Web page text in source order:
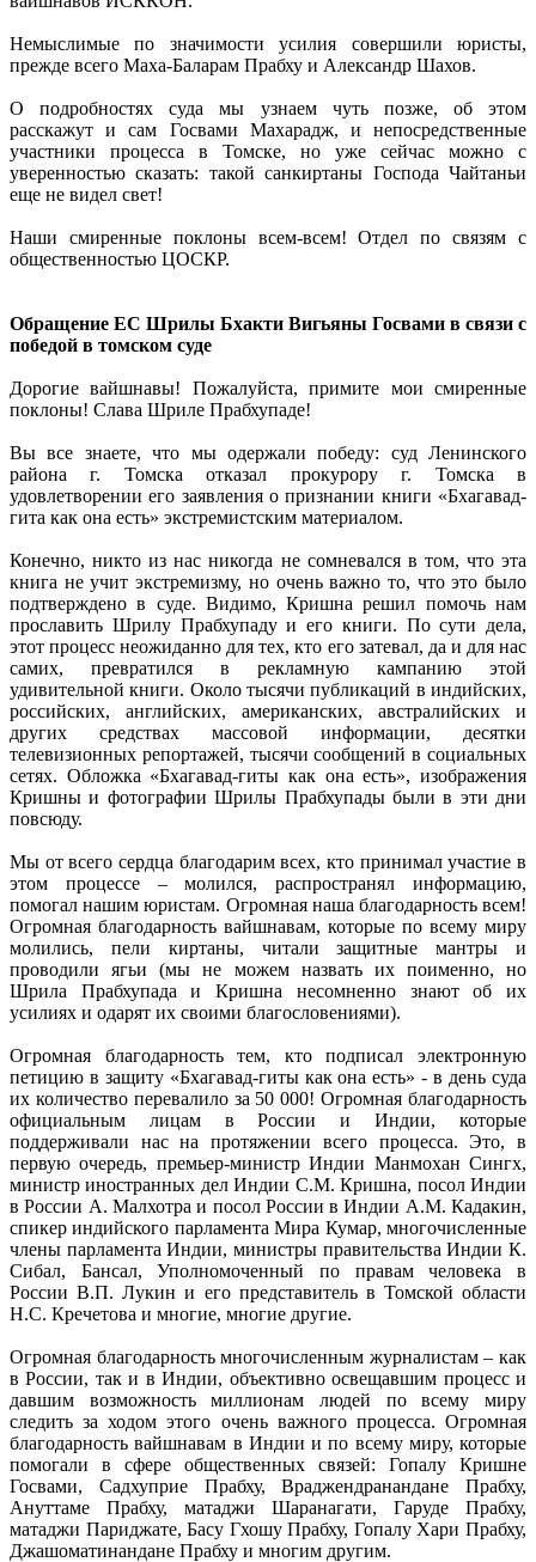
Немыслимые по значимости усилия совершили юристы,
прежде всего Маха-Баларам Прабху и Александр Шахов.
О подробностях суда мы узнаем чуть позже, об этом
расскажут и сам Госвами Махарадж, и непосредственные
участники процесса в Томске, но уже сейчас можно с
уверенностью сказать: такой санкиртаны Господа Чайтаньи
еще не видел свет!
Наши смиренные поклоны всем-всем! Отдел по связям с
общественностью ЦОСКР.
Обращение ЕС Шрилы Бхакти Вигьяны Госвами в связи с
победой в томском суде
Дорогие вайшнавы! Пожалуйста, примите мои смиренные
поклоны! Слава Шриле Прабхупаде!
Вы все знаете, что мы одержали победу: суд Ленинского
района г. Томска отказал прокурору г. Томска в
удовлетворении его заявления о признании книги «Бхагавад-
гита как она есть» экстремистским материалом.
Конечно, никто из нас никогда не сомневался в том, что эта
книга не учит экстремизму, но очень важно то, что это было
подтверждено в суде. Видимо, Кришна решил помочь нам
прославить Шрилу Прабхупаду и его книги. По сути дела,
этот процесс неожиданно для тех, кто его затевал, да и для нас
самих, превратился в рекламную кампанию этой
удивительной книги. Около тысячи публикаций в индийских,
российских, английских, американских, австралийских и
других средствах массовой информации, десятки
телевизионных репортажей, тысячи сообщений в социальных
сетях. Обложка «Бхагавад-гиты как она есть», изображения
Кришны и фотографии Шрилы Прабхупады были в эти дни
повсюду.
Мы от всего сердца благодарим всех, кто принимал участие в
этом процессе – молился, распространял информацию,
помогал нашим юристам. Огромная наша благодарность всем!
Огромная благодарность вайшнавам, которые по всему миру
молились, пели киртаны, читали защитные мантры и
проводили ягьи (мы не можем назвать их поименно, но
Шрила Прабхупада и Кришна несомненно знают об их
усилиях и одарят их своими благословениями).
Огромная благодарность тем, кто подписал электронную
петицию в защиту «Бхагавад-гиты как она есть» - в день суда
их количество перевалило за 50 000! Огромная благодарность
официальным лицам в России и Индии, которые
поддерживали нас на протяжении всего процесса. Это, в
первую очередь, премьер-министр Индии Манмохан Сингх,
министр иностранных дел Индии С.М. Кришна, посол Индии
в России А. Малхотра и посол России в Индии А.М. Кадакин,
спикер индийского парламента Мира Кумар, многочисленные
члены парламента Индии, министры правительства Индии К.
Сибал, Бансал, Уполномоченный по правам человека в
России В.П. Лукин и его представитель в Томской области
Н.С. Кречетова и многие, многие другие.
Огромная благодарность многочисленным журналистам – как
в России, так и в Индии, объективно освещавшим процесс и
давшим возможность миллионам людей по всему миру
следить за ходом этого очень важного процесса. Огромная
благодарность вайшнавам в Индии и по всему миру, которые
помогали в сфере общественных связей: Гопалу Кришне
Госвами, Садхуприе Прабху, Враджендранандане Прабху,
Ануттаме Прабху, матаджи Шаранагати, Гаруде Прабху,
матаджи Париджате, Басу Гхошу Прабху, Гопалу Хари Прабху,
Джашоматинандане Прабху и многим другим.